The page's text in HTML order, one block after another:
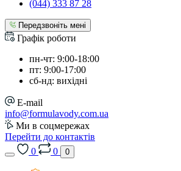
(044) 333 87 28
Передзвоніть мені
Графік роботи
пн-чт: 9:00-18:00
пт: 9:00-17:00
сб-нд: вихідні
E-mail
info@formulavody.com.ua
Ми в соцмережах
Перейти до контактів
0
0 0